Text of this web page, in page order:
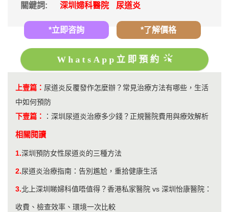
關鍵詞:
深圳婦科醫院 尿道炎
*立即咨詢 *了解價格
WhatsApp立即預約
上壹篇： 尿道炎反覆發作怎麼辦？常見治療方法有哪些，生活
中如何預防
下壹篇：
： 深圳尿道炎治療多少錢？正規醫院費用與療效解析
相關閱讀
1.深圳預防女性尿道炎的三種方法
2.尿道炎治療指南：告別尷尬，重拾健康生活
3.北上深圳睇婦科值唔值得？香港私家醫院 vs 深圳怡康醫院：
收費、檢查效率、環境一次比較